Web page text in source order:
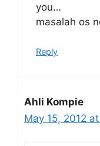
you…
masalah os
Reply
Ahli Kompie
May 15, 2012